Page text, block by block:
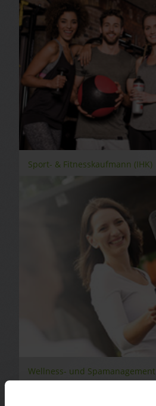
Sport- & Fitnesskaufmann (IHK)
Wellness- und Spamanagement